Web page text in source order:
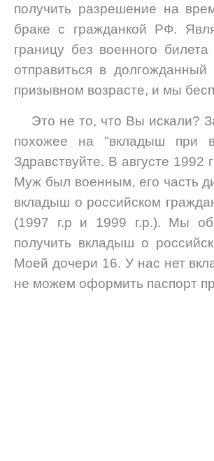
получить разрешение на
браке с гражданкой РФ.
границу без военного
отправиться в
призывном возрасте, и мы
Это не то, что Вы искали?
похожее на "вкладыш при
Здравствуйте. В августе
Муж был военным, его часть
вкладыш о российском
(1997 г.р и 1999 г.р.). Мы
получить вкладыш о
Моей дочери 16. У нас нет
не можем оформить паспорт